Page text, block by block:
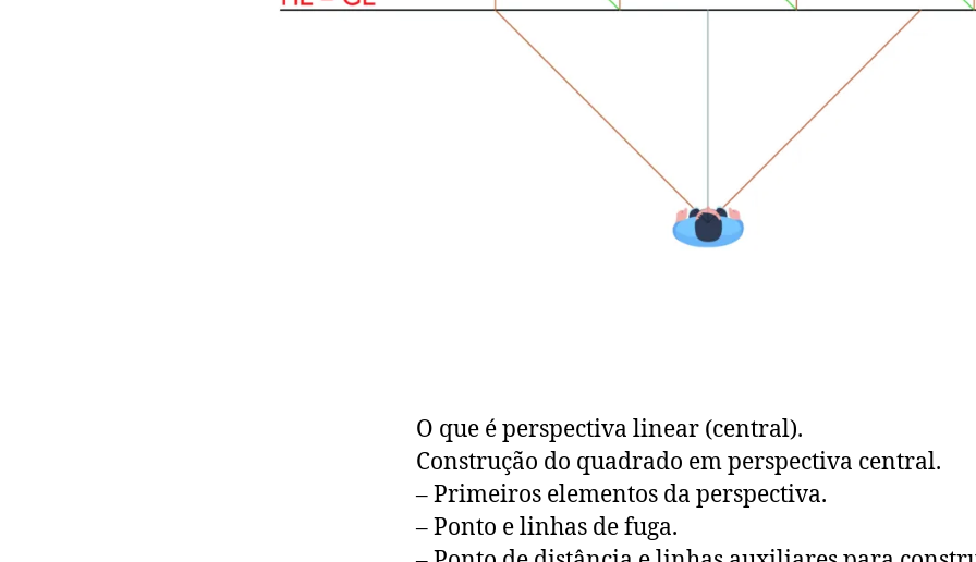
O que é perspectiva linear (central).
Construção do quadrado em perspectiva central.
– Primeiros elementos da perspectiva.
– Ponto e linhas de fuga.